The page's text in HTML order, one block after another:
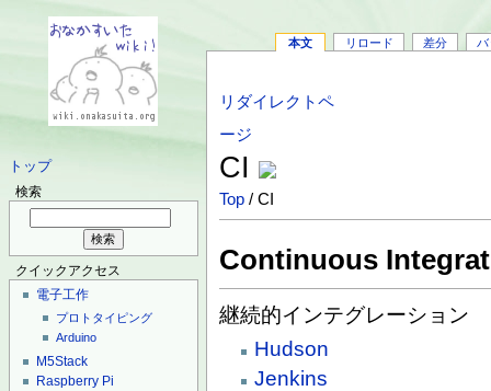
トップ
検索
クイックアクセス
電子工作
プロトタイピング
Arduino
M5Stack
Raspberry Pi
本文 リロード 差分 バ
リダイレクトペ
ージ
CI
Top / CI
Continuous
継続的インテグレーション
Hudson
Jenkins